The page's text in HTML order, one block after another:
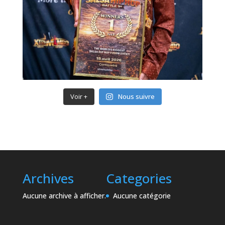
Voir + Nous suivre
Archives
Aucune archive à afficher.
Categories
Aucune catégorie